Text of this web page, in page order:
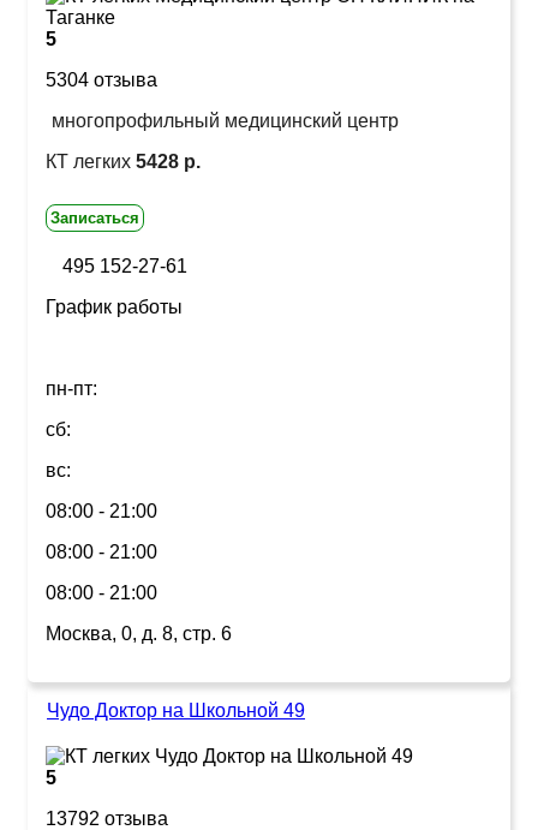
5
5304 отзыва
многопрофильный медицинский центр
КТ легких 5428 р.
Записаться
495 152-27-61
График работы
пн-пт:
сб:
вс:
08:00 - 21:00
08:00 - 21:00
08:00 - 21:00
Москва, 0, д. 8, стр. 6
Чудо Доктор на Школьной 49
5
13792 отзыва